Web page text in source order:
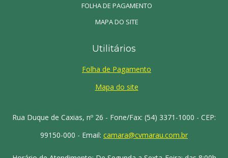
FOLHA DE PAGAMENTO
MAPA DO SITE
Utilitários
Folha de Pagamento
Mapa do site
Rua Duque de Caxias, nº 26 - Fone/Fax: (54) 3371-1000 - CEP:
99150-000 - Email: camara@cvmarau.com.br